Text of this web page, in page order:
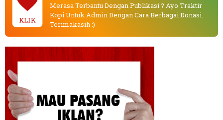
KLIK
Merasa Terbantu Dengan Publikasi ? Ayo Traktir
Kopi Untuk Admin Dengan Cara Berbagai Donasi.
Terimakasih :)